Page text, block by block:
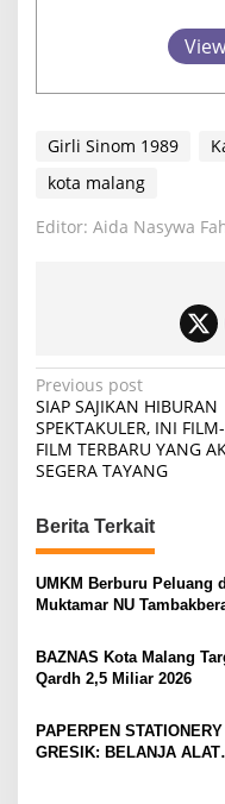
Girli Sinom 1989
kota malang
Editor: Aida Nasywa
P
o
s
n
a
v
g
a
t
i
Previous post
SIAP SAJIKAN HIBURAN
SPEKTAKULER, INI FILM-
FILM TERBARU YANG
SEGERA TAYANG
Berita Terkait
UMKM Berburu Peluang
Muktamar NU
BAZNAS Kota Malang
Qardh 2,5 Miliar 2026
PAPERPEN STATIONERY
GRESIK: BELANJA ALAT